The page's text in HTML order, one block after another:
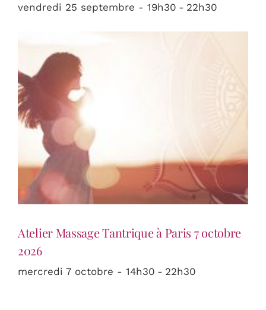
vendredi 25 septembre - 19h30 - 22h30
Atelier Massage Tantrique à Paris 7 octobre
2026
mercredi 7 octobre - 14h30 - 22h30